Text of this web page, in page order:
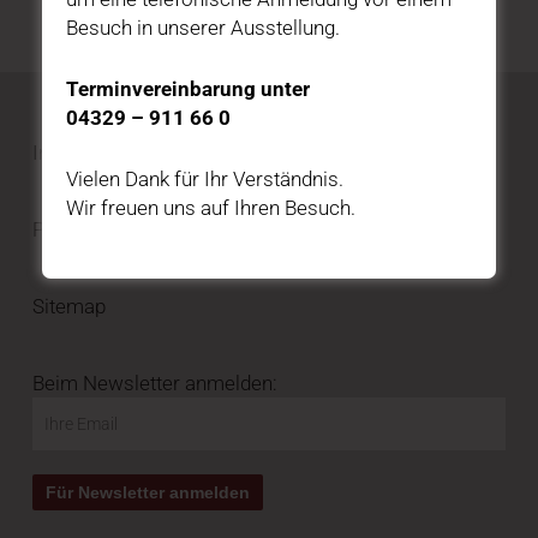
Privatsphäre und Datenschutz
Sitemap
Beim Newsletter anmelden:
Besuch in unserer Ausstellung.
Terminvereinbarung unter
04329 – 911 66 0
Vielen Dank für Ihr Verständnis.
Wir freuen uns auf Ihren Besuch.